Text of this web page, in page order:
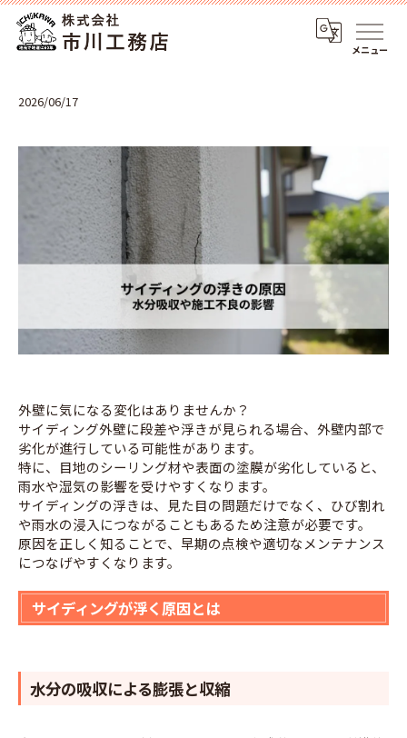
メニュー
2026/06/17
外壁に気になる変化はありませんか？
サイディング外壁に段差や浮きが見られる場合、外壁内部で
劣化が進行している可能性があります。
特に、目地のシーリング材や表面の塗膜が劣化していると、
雨水や湿気の影響を受けやすくなります。
サイディングの浮きは、見た目の問題だけでなく、ひび割れ
や雨水の浸入につながることもあるため注意が必要です。
原因を正しく知ることで、早期の点検や適切なメンテナンス
につなげやすくなります。
サイディングが浮く原因とは
水分の吸収による膨張と収縮